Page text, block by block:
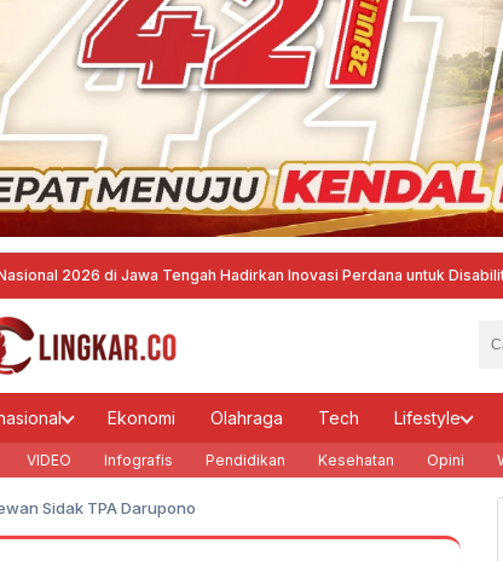
di Jawa Tengah Hadirkan Inovasi Perdana untuk Disabilitas dan
Ekonomi Olahraga Tech Lifestyle
VIDEO Infografis Pendidikan Kesehatan Opini
Sidak TPA Darupono